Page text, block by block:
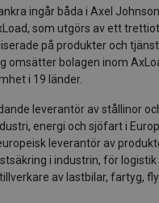
ingår båda i Axel
som utgörs av ett
på produkter och
omsätter bolagen inom
i 19 länder.
leverantör av stållinor
energi och sjöfart i
leverantör av
i industrin, för
av lastbilar, fartyg,